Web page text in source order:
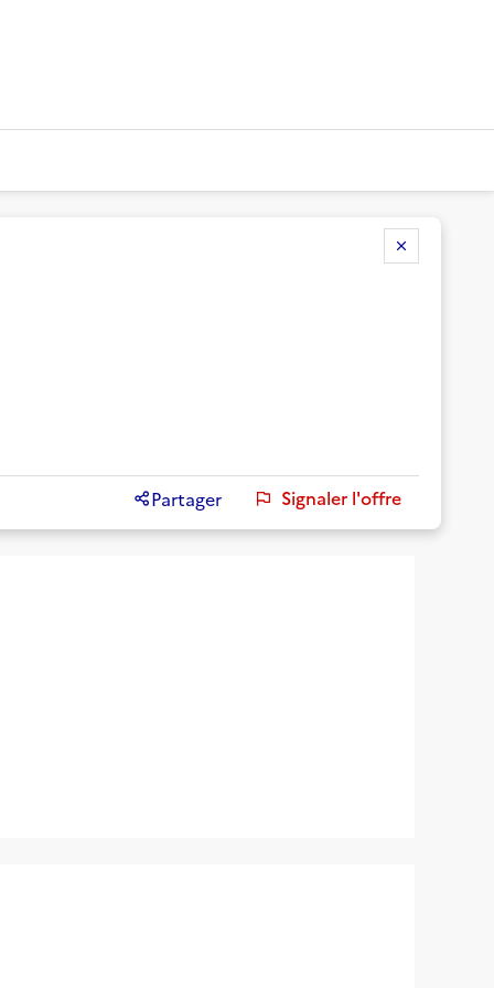
Partager Signaler l'offre